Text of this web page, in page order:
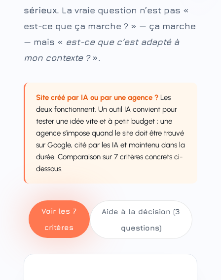
sérieux. La vraie question n’est pas «
est-ce que ça marche ? » — ça marche
— mais « est-ce que c’est adapté à
mon contexte ?».
Site créé par IA ou par une agence ? Les
deux fonctionnent. Un outil IA convient pour
tester une idée vite et à petit budget ; une
agence s’impose quand le site doit être trouvé
sur Google, cité par les IA et maintenu dans la
durée. Comparaison sur 7 critères concrets ci-
dessous.
Voir les 7
critères
Aide à la décision (3
questions)